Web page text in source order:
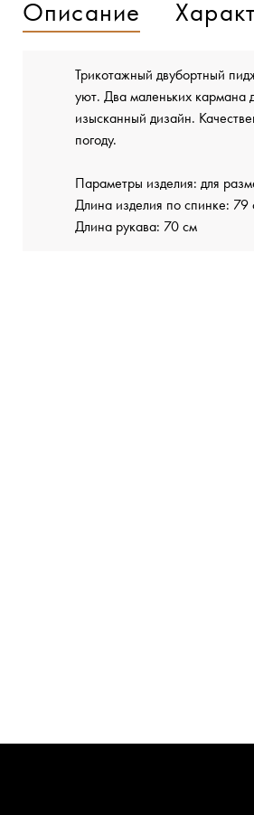
Описание
Трикотажный двубортный
уют. Два маленьких кармана
изысканный дизайн.
погоду.
Параметры изделия: для
Длина изделия по спинке: 79
Длина рукава: 70 см